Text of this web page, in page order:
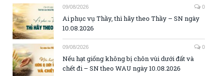
09/08/2026 0
Ai phục vụ Thầy, thì hãy theo Thầy – SN ngày
10.08.2026
09/08/2026 0
Nếu hạt giống không bị chôn vùi dưới đất và
chết đi – SN theo WAU ngày 10.08.2026